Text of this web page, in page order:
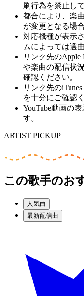
刷行為を禁止し
都合により、楽
が変更となる場
対応機種が表示
ムによっては選
リンク先のApple
や楽曲の配信状
確認ください。
リンク先の
を十分にご確認
YouTube動画の
す。
ARTIST PICKUP
この歌手のお
人気曲
最新配信曲